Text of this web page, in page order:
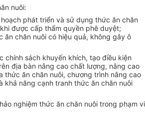
nuôi:
phát triển và sử dụng thức ăn chăn
được cấp thẩm quyền phê duyệt;
ăn chăn nuôi có hiệu quả, không gây ô
chính sách khuyến khích, tạo điều kiện
địa bàn nâng cao chất lượng, nâng cao
thức ăn chăn nuôi, chương trình nâng cao
khả năng cạnh tranh thức ăn chăn nuôi
nghiệm thức ăn chăn nuôi trong phạm vi